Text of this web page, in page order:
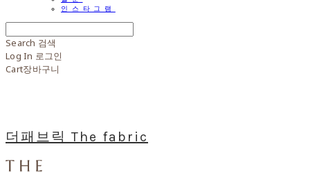
인스타그램
Search 검색
Log In 로그인
Cart장바구니
더패브릭 The fabric